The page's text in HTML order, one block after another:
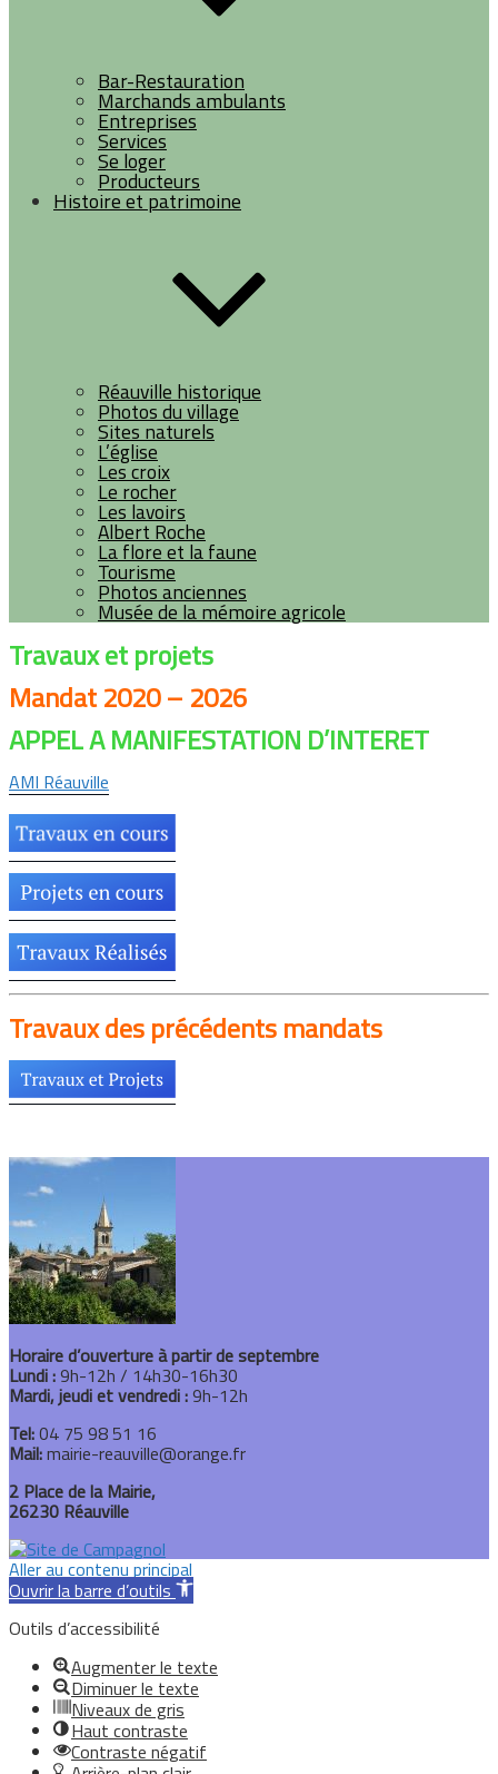
Bar-Restauration
Marchands ambulants
Entreprises
Services
Se loger
Producteurs
Histoire et patrimoine
Réauville historique
Photos du village
Sites naturels
L’église
Les croix
Le rocher
Les lavoirs
Albert Roche
La flore et la faune
Tourisme
Photos anciennes
Musée de la mémoire agricole
Travaux et projets
Mandat 2020 – 2026
APPEL A MANIFESTATION D’INTERET
AMI Réauville
Travaux des précédents mandats
Horaire d’ouverture à partir de septembre
Lundi :9h-12h / 14h30-16h30
Mardi, jeudi et vendredi :9h-12h
Tel:04 75 98 51 16
Mail:mairie-reauville@orange.fr
2 Place de la Mairie,
26230 Réauville
Aller au contenu principal
Ouvrir la barre d’outils
Outils d’accessibilité
Augmenter le texte
Diminuer le texte
Niveaux de gris
Haut contraste
Contraste négatif